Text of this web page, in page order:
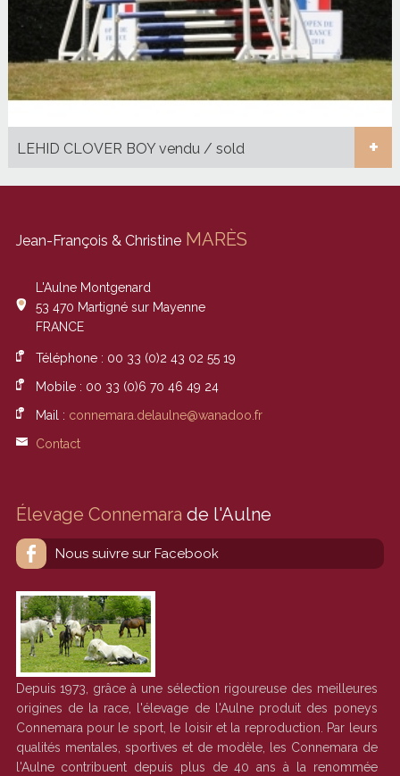
LEHID CLOVER BOY vendu / sold +
Jean-François & Christine MARÈS
L'Aulne Montgenard
53 470 Martigné sur Mayenne
FRANCE
Téléphone : 00 33 (0)2 43 02 55 19
Mobile : 00 33 (0)6 70 46 49 24
Mail : connemara.delaulne@wanadoo.fr
Contact
Élevage Connemara de l'Aulne
Nous suivre sur Facebook
Depuis 1973, grâce à une sélection rigoureuse des meilleures
origines de la race, l'élevage de l'Aulne produit des poneys
Connemara pour le sport, le loisir et la reproduction. Par leurs
qualités mentales, sportives et de modèle, les Connemara de
l'Aulne contribuent depuis plus de 40 ans à la renommée